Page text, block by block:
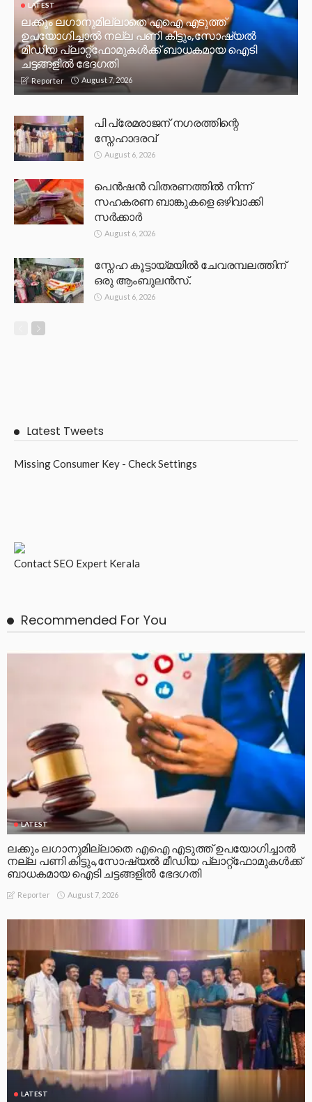
LATEST
ലക്കും ലഗാനുമില്ലാതെ എഐ എടുത്ത്
ഉപയോഗിച്ചാല്‍ നല്ല പണി കിട്ടും,സോഷ്യല്‍
മീഡിയ പ്ലാറ്റ്‌ഫോമുകള്‍ക്ക് ബാധകമായ ഐടി
ചട്ടങ്ങളില്‍ ഭേദഗതി
Reporter August 7, 2026
പി പ്രേമരാജന് നഗരത്തിന്റെ
സ്നേഹാദരവ്
August 6, 2026
പെൻഷൻ വിതരണത്തിൽ നിന്ന്
സഹകരണ ബാങ്കുകളെ ഒഴിവാക്കി
സർക്കാർ
August 6, 2026
സ്നേഹ കൂട്ടായ്മയിൽ ചേവരമ്പലത്തിന്
ഒരു ആംബുലൻസ്.
August 6, 2026
Latest Tweets
Missing Consumer Key - Check Settings
ContactSEO Expert Kerala
Recommended For You
LATEST
ലക്കും ലഗാനുമില്ലാതെ എഐ എടുത്ത് ഉപയോഗിച്ചാല്‍
നല്ല പണി കിട്ടും,സോഷ്യല്‍ മീഡിയ പ്ലാറ്റ്‌ഫോമുകള്‍ക്ക്
ബാധകമായ ഐടി ചട്ടങ്ങളില്‍ ഭേദഗതി
Reporter August 7, 2026
LATEST